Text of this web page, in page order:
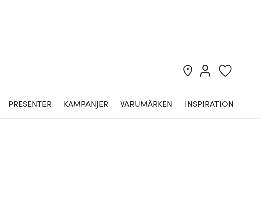
PRESENTER KAMPANJER VARUMÄRKEN INSPIRATION